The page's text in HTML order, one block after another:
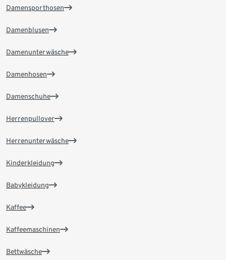
Damensporthosen
Damenblusen
Damenunterwäsche
Damenhosen
Damenschuhe
Herrenpullover
Herrenunterwäsche
Kinderkleidung
Babykleidung
Kaffee
Kaffeemaschinen
Bettwäsche